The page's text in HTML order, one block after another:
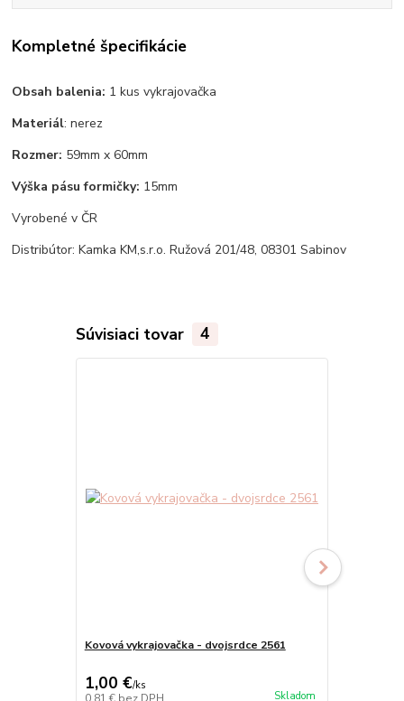
Kompletné špecifikácie
Obsah balenia: 1 kus vykrajovačka
Materiál: nerez
Rozmer: 59mm x 60mm
Výška pásu formičky: 15mm
Vyrobené v ČR
Distribútor: Kamka KM,s.r.o. Ružová 201/48, 08301 Sabinov
Súvisiaci tovar 4
Kovová vykrajovačka - dvojsrdce 2561
1,00 €/ks
Skladom